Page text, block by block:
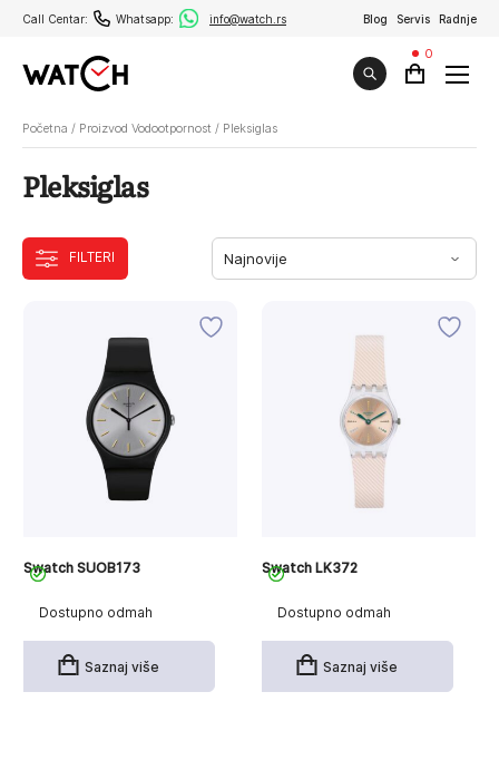
Call Centar: Whatsapp: info@watch.rs Blog Servis Radnje
0
Početna / Proizvod Vodootpornost / Pleksiglas
Pleksiglas
FILTERI
Dostupno odmah
Swatch SUOB173
Saznaj više
Dostupno odmah
Swatch LK372
Saznaj više